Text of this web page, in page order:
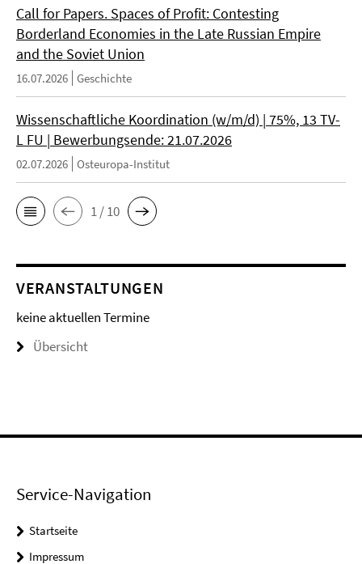
Call for Papers. Spaces of Profit: Contesting
Borderland Economies in the Late Russian Empire
and the Soviet Union
16.07.2026 Geschichte
Wissenschaftliche Koordination (w/m/d) | 75%, 13 TV-
L FU | Bewerbungsende: 21.07.2026
02.07.2026 Osteuropa-Institut
1 / 10
VERANSTALTUNGEN
keine aktuellen Termine
Übersicht
Service-Navigation
Startseite
Impressum